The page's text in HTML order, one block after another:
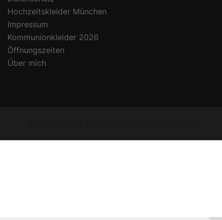
Hochzeitskleider München
Impressum
Kommunionkleider 2026
Öffnungszeiten
Über mich